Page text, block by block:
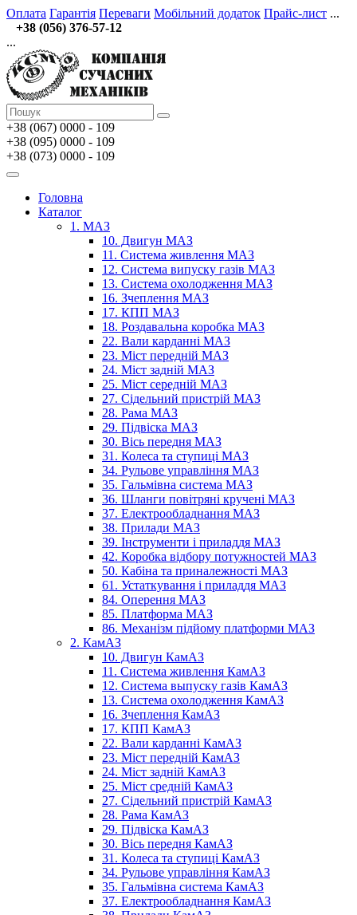
Оплата Гарантія Переваги Мобільний додаток Прайс-лист ...
+38 (056) 376-57-12
...
+38 (067) 0000 - 109
+38 (095) 0000 - 109
+38 (073) 0000 - 109
Головна
Каталог
1. МАЗ
10. Двигун МАЗ
11. Система живлення МАЗ
12. Система випуску газів МАЗ
13. Система охолодження МАЗ
16. Зчеплення МАЗ
17. КПП МАЗ
18. Роздавальна коробка МАЗ
22. Вали карданні МАЗ
23. Міст передній МАЗ
24. Міст задній МАЗ
25. Міст середній МАЗ
27. Сідельний пристрій МАЗ
28. Рама МАЗ
29. Підвіска МАЗ
30. Вісь передня МАЗ
31. Колеса та ступиці МАЗ
34. Рульове управління МАЗ
35. Гальмівна система МАЗ
36. Шланги повітряні кручені МАЗ
37. Електрообладнання МАЗ
38. Прилади МАЗ
39. Інструменти і приладдя МАЗ
42. Коробка відбору потужностей МАЗ
50. Кабіна та приналежності МАЗ
61. Устаткування і приладдя МАЗ
84. Оперення МАЗ
85. Платформа МАЗ
86. Механізм підйому платформи МАЗ
2. КамАЗ
10. Двигун КамАЗ
11. Система живлення КамАЗ
12. Система выпуску газів КамАЗ
13. Система охолодження КамАЗ
16. Зчеплення КамАЗ
17. КПП КамАЗ
22. Вали карданні КамАЗ
23. Міст передній КамАЗ
24. Міст задній КамАЗ
25. Міст средній КамАЗ
27. Сідельний пристрій КамАЗ
28. Рама КамАЗ
29. Підвіска КамАЗ
30. Вісь передня КамАЗ
31. Колеса та ступиці КамАЗ
34. Рульове управління КамАЗ
35. Гальмівна система КамАЗ
37. Електрообладнання КамАЗ